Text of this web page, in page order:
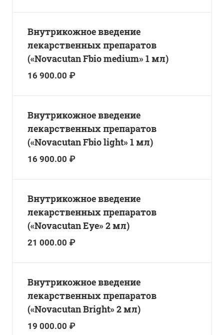
Внутрикожное введение
лекарственных препаратов
(«Novacutan Fbio medium» 1 мл)
16 900.00 ₽
Внутрикожное введение
лекарственных препаратов
(«Novacutan Fbio light» 1 мл)
16 900.00 ₽
Внутрикожное введение
лекарственных препаратов
(«Novacutan Eye» 2 мл)
21 000.00 ₽
Внутрикожное введение
лекарственных препаратов
(«Novacutan Bright» 2 мл)
19 000.00 ₽